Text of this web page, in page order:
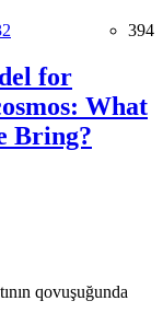
394
for
What
Bring?
qovuşuğunda